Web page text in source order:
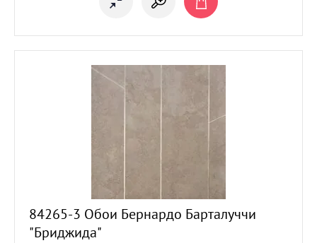
84265-3 Обои Бернардо Барталуччи
"Бриджида"